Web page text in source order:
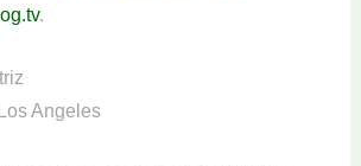
.
Angeles